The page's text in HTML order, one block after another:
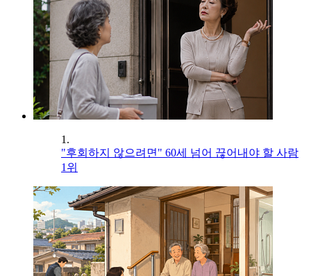
1.
"후회하지 않으려면" 60세 넘어 끊어내야 할 사람
1위